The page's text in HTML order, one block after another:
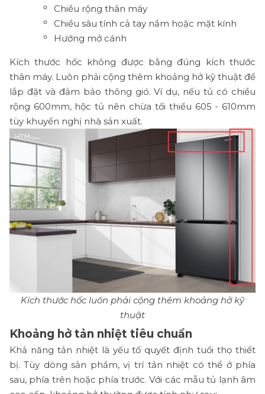
Chiều rộng thân máy
Chiều sâu tính cả tay nắm hoặc mặt kính
Hướng mở cánh
Kích thước hốc không được bằng đúng kích thước
thân máy. Luôn phải cộng thêm khoảng hở kỹ thuật để
lắp đặt và đảm bảo thông gió. Ví dụ, nếu tủ có chiều
rộng 600mm, hộc tủ nên chừa tối thiểu 605 - 610mm
tùy khuyến nghị nhà sản xuất.
Kích thước hốc luôn phải cộng thêm khoảng hở kỹ
thuật
Khoảng hở tản nhiệt tiêu chuẩn
Khả năng tản nhiệt là yếu tố quyết định tuổi thọ thiết
bị. Tùy dòng sản phẩm, vị trí tản nhiệt có thể ở phía
sau, phía trên hoặc phía trước. Với các mẫu tủ lạnh âm